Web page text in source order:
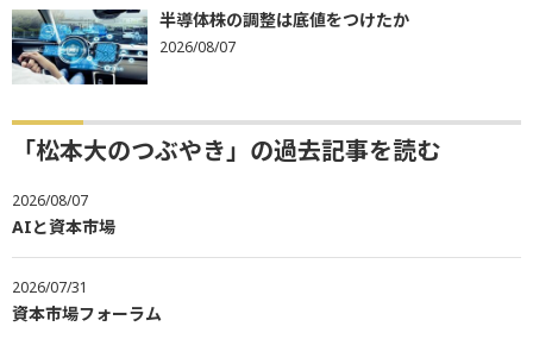
半導体株の調整は底値をつけたか
2026/08/07
「松本大のつぶやき」の過去記事を読む
2026/08/07
AIと資本市場
2026/07/31
資本市場フォーラム